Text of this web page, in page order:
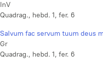
InV
Quadrag., hebd. 1, fer. 6
Salvum fac servum tuum deus
Gr
Quadrag., hebd. 1, fer. 6